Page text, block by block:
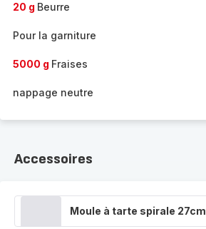
20 g Beurre
Pour la garniture
5000 g Fraises
nappage neutre
Accessoires
Moule à tarte spirale 27cm